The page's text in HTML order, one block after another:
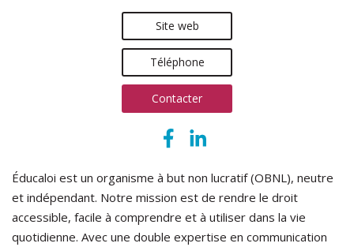
Site web
Téléphone
Contacter
Éducaloi est un organisme à but non lucratif (OBNL), neutre
et indépendant. Notre mission est de rendre le droit
accessible, facile à comprendre et à utiliser dans la vie
quotidienne. Avec une double expertise en communication